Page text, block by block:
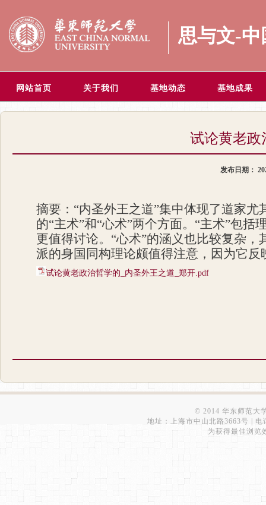
思与文-
网站首页 关于我们 基地动态 基地成果
试论黄老政
发布日期：
摘要：“内圣外王之道”集中体现了道家
的“主术”和“心术”两个方面。“主术”包
更值得讨论。“心术”的涵义也比较复杂
派的身国同构理论颇值得注意，因为它
试论黄老政治哲学的_内圣外王之道_郑开.pdf
© 2014 华东师范大
地址：上海市中山北路3663号 | 电
为获得最佳浏览